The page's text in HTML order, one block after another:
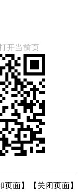
开当前页
页面】【 关闭页面】